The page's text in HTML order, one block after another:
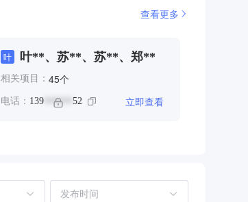
查看更多
叶 叶**、苏**、苏**、郑**
相关项目： 45个
电话： 139****** 52 立即查看